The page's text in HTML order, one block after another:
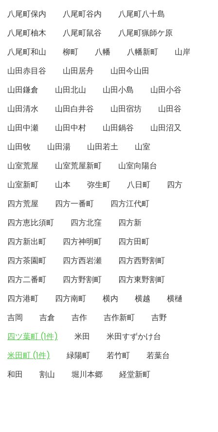
八尾町保内
八尾町谷内
八尾町八十島
八尾町柚木
八尾町鼠谷
八尾町猟師ケ原
八尾町和山
柳町 八幡 八幡新町
山岸
山田赤目谷
山田居舟
山田今山田
山田鎌倉
山田北山 山田小島
山田小谷
山田清水
山田白井谷 山田宿坊
山田谷
山田中瀬
山田中村 山田鍋谷
山田沼又
山田牧
山田湯 山田若土
山室
山室荒屋
山室荒屋新町
山室向陽台
山室新町
山本 弥生町 八日町
四方
四方荒屋
四方一番町
四方江代町
四方恵比須町
四方北窪
四方新
四方新出町
四方神明町
四方田町
四方茶園町
四方西岩瀬
四方西野割町
四方二番町
四方野割町
四方東野割町
四方港町
四方南町 横内 横越
横樋
吉岡
吉倉 吉作 吉作新町
吉野
四ツ葉町 (1件)
米田
米田すずかけ台
米田町 (1件)
緑陽町 若竹町
若葉台
和田
割山 堀川本郷 経堂新町